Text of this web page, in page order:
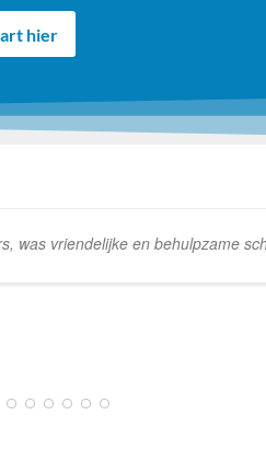
hier
was vriendelijke en behulpzame
5 6 7 8 9 10